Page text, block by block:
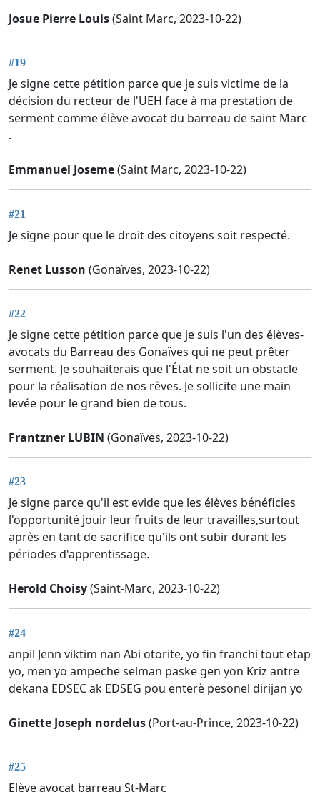
Josue Pierre Louis(Saint Marc, 2023-10-22)
#19
Je signe cette pétition parce que je suis victime de la
décision du recteur de l'UEH face à ma prestation de
serment comme élève avocat du barreau de saint Marc
.
Emmanuel Joseme(Saint Marc, 2023-10-22)
#21
Je signe pour que le droit des citoyens soit respecté.
Renet Lusson (Gonaïves, 2023-10-22)
#22
Je signe cette pétition parce que je suis l'un des élèves-
avocats du Barreau des Gonaïves qui ne peut prêter
serment. Je souhaiterais que l'État ne soit un obstacle
pour la réalisation de nos rêves. Je sollicite une main
levée pour le grand bien de tous.
Frantzner LUBIN (Gonaïves, 2023-10-22)
#23
Je signe parce qu'il est evide que les élèves bénéficies
l'opportunité jouir leur fruits de leur travailles,surtout
après en tant de sacrifice qu'ils ont subir durant les
périodes d'apprentissage.
Herold Choisy(Saint-Marc, 2023-10-22)
#24
anpil Jenn viktim nan Abi otorite, yo fin franchi tout etap
yo, men yo ampeche selman paske gen yon Kriz antre
dekana EDSEC ak EDSEG pou enterè pesonel dirijan yo
Ginette Joseph nordelus(Port-au-Prince, 2023-10-22)
#25
Elève avocat barreau St-Marc